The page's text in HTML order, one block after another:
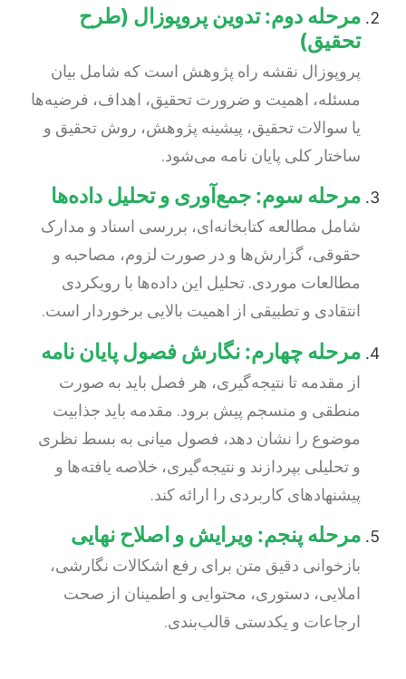
مرحله دوم: تدوین پروپوزال (طرح
تحقیق)
پروپوزال نقشه راه پژوهش است که شامل بیان
مسئله، اهمیت و ضرورت تحقیق، اهداف، فرضیه‌ها
یا سوالات تحقیق، پیشینه پژوهش، روش تحقیق و
ساختار کلی پایان نامه می‌شود.
مرحله سوم: جمع‌آوری و تحلیل داده‌ها
شامل مطالعه کتابخانه‌ای، بررسی اسناد و مدارک
حقوقی، گزارش‌ها و در صورت لزوم، مصاحبه و
مطالعات موردی. تحلیل این داده‌ها با رویکردی
انتقادی و تطبیقی از اهمیت بالایی برخوردار است.
مرحله چهارم: نگارش فصول پایان نامه
از مقدمه تا نتیجه‌گیری، هر فصل باید به صورت
منطقی و منسجم پیش برود. مقدمه باید جذابیت
موضوع را نشان دهد، فصول میانی به بسط نظری
و تحلیلی بپردازند و نتیجه‌گیری، خلاصه یافته‌ها و
پیشنهادهای کاربردی را ارائه کند.
مرحله پنجم: ویرایش و اصلاح نهایی
بازخوانی دقیق متن برای رفع اشکالات نگارشی،
املایی، دستوری، محتوایی و اطمینان از صحت
ارجاعات و یکدستی قالب‌بندی.